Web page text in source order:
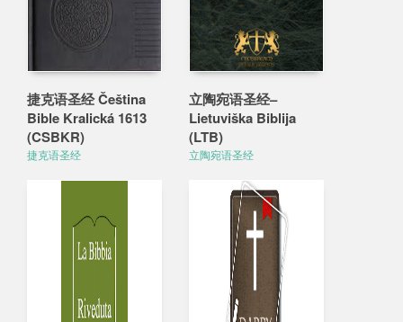
捷克语圣经 Čeština
Bible Kralická 1613
(CSBKR)
捷克语圣经
立陶宛语圣经–
Lietuviška Biblija
(LTB)
立陶宛语圣经